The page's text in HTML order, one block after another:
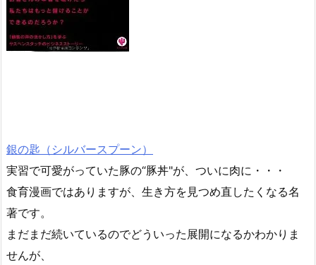
銀の匙（シルバースプーン）
実習で可愛がっていた豚の“豚丼"が、ついに肉に・・・
食育漫画ではありますが、生き方を見つめ直したくなる名
著です。
まだまだ続いているのでどういった展開になるかわかりま
せんが、